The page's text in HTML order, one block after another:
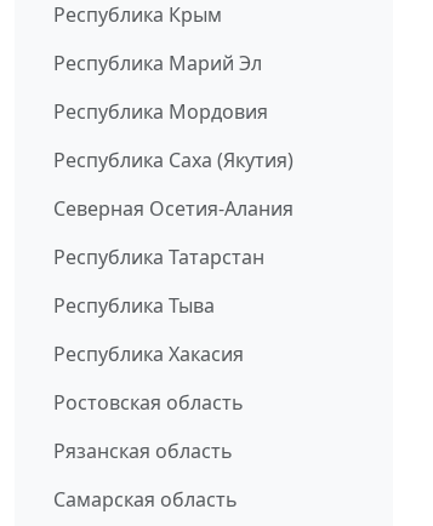
Республика Крым
Республика Марий Эл
Республика Мордовия
Республика Саха (Якутия)
Северная Осетия-Алания
Республика Татарстан
Республика Тыва
Республика Хакасия
Ростовская область
Рязанская область
Самарская область